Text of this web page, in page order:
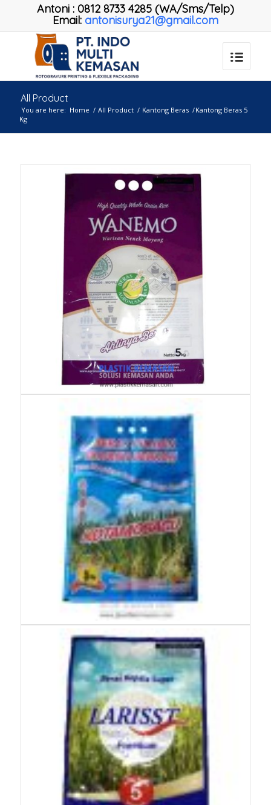
Antoni: 0812 8733 4285 (WA/Sms/Telp)
Email: antonisurya21@gmail.com
All Product
You are here: Home / All Product / Kantong Beras /Kantong Beras 5
Kg